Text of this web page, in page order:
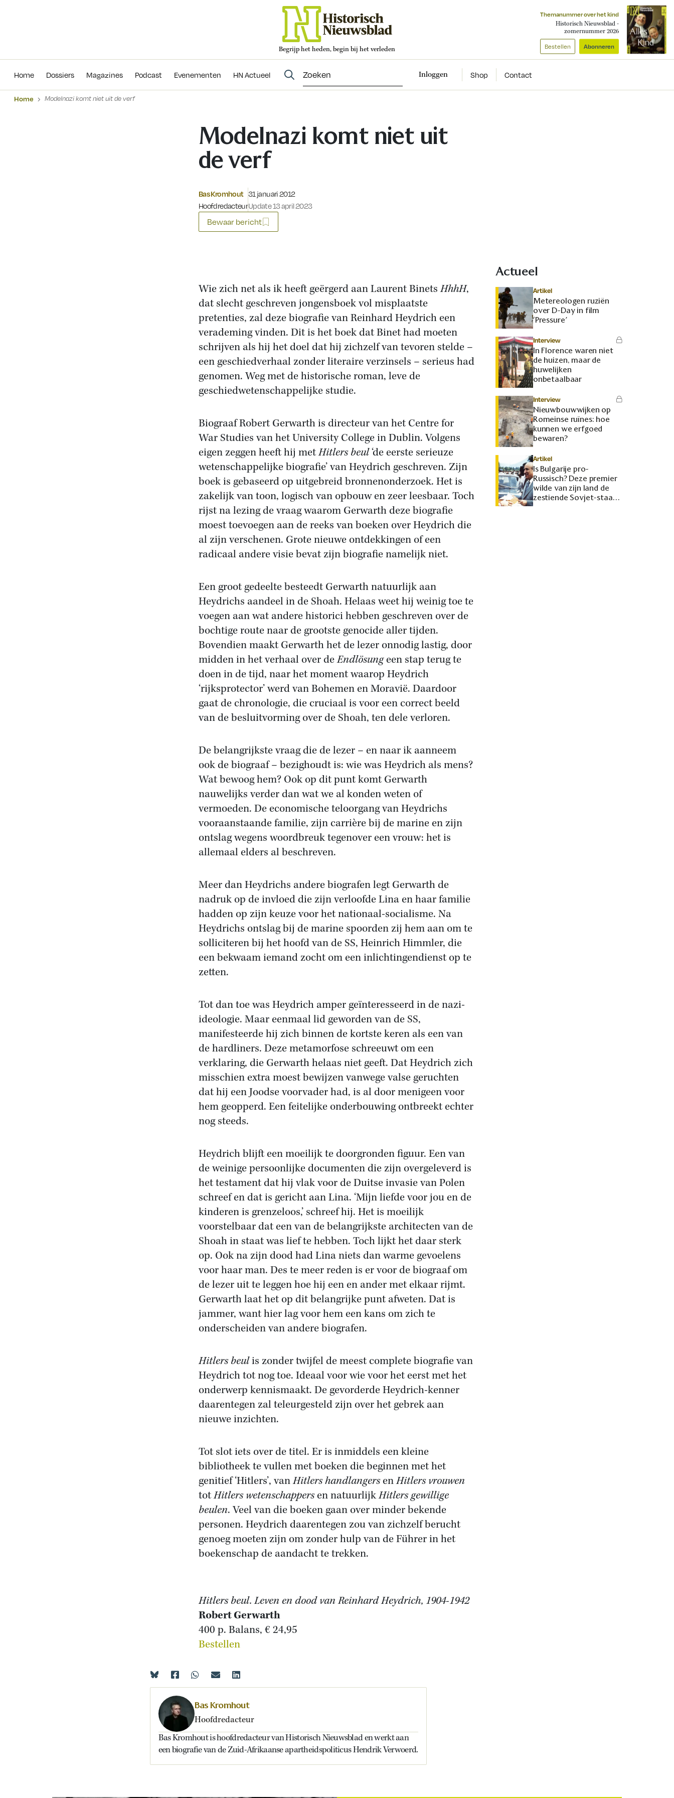
Begrijp het heden, begin bij het verleden
Themanummer over het kind
Historisch Nieuwsblad -
zomernummer 2026
Bestellen Abonneren
Home Dossiers Magazines Podcast Evenementen HN Actueel Inloggen Shop Contact
Evenementen
Home Modelnazi komt niet uit de verf
Modelnazi komt niet uit
de verf
Bas Kromhout
Hoofdredacteur
Gepubliceerd op:
31 januari 2012
Update 13 april 2023
Bewaar bericht
Wie zich net als ik heeft geërgerd aan Laurent BinetsHhhH,
dat slecht geschreven jongensboek vol misplaatste
pretenties, zal deze biografie van Reinhard Heydrich een
verademing vinden. Dit is het boek dat Binet had moeten
schrijven als hij het doel dat hij zichzelf van tevoren stelde –
een geschiedverhaal zonder literaire verzinsels – serieus had
genomen. Weg met de historische roman, leve de
geschiedwetenschappelijke studie.
Biograaf Robert Gerwarth is directeur van het Centre for
War Studies van het University College in Dublin. Volgens
eigen zeggen heeft hij metHitlers beul‘de eerste serieuze
wetenschappelijke biografie’ van Heydrich geschreven. Zijn
boek is gebaseerd op uitgebreid bronnenonderzoek. Het is
zakelijk van toon, logisch van opbouw en zeer leesbaar. Toch
rijst na lezing de vraag waarom Gerwarth deze biografie
moest toevoegen aan de reeks van boeken over Heydrich die
al zijn verschenen. Grote nieuwe ontdekkingen of een
radicaal andere visie bevat zijn biografie namelijk niet.
Een groot gedeelte besteedt Gerwarth natuurlijk aan
Heydrichs aandeel in de Shoah. Helaas weet hij weinig toe te
voegen aan wat andere historici hebben geschreven over de
bochtige route naar de grootste genocide aller tijden.
Bovendien maakt Gerwarth het de lezer onnodig lastig, door
midden in het verhaal over deEndlösungeen stap terug te
doen in de tijd, naar het moment waarop Heydrich
‘rijksprotector’ werd van Bohemen en Moravië. Daardoor
gaat de chronologie, die cruciaal is voor een correct beeld
van de besluitvorming over de Shoah, ten dele verloren.
De belangrijkste vraag die de lezer – en naar ik aanneem
ook de biograaf – bezighoudt is: wie was Heydrich als mens?
Wat bewoog hem? Ook op dit punt komt Gerwarth
nauwelijks verder dan wat we al konden weten of
vermoeden. De economische teloorgang van Heydrichs
vooraanstaande familie, zijn carrière bij de marine en zijn
ontslag wegens woordbreuk tegenover een vrouw: het is
allemaal elders al beschreven.
Meer dan Heydrichs andere biografen legt Gerwarth de
nadruk op de invloed die zijn verloofde Lina en haar familie
hadden op zijn keuze voor het nationaal-socialisme. Na
Heydrichs ontslag bij de marine spoorden zij hem aan om te
solliciteren bij het hoofd van de SS, Heinrich Himmler, die
een bekwaam iemand zocht om een inlichtingendienst op te
zetten.
Tot dan toe was Heydrich amper geïnteresseerd in de nazi-
ideologie. Maar eenmaal lid geworden van de SS,
manifesteerde hij zich binnen de kortste keren als een van
de hardliners. Deze metamorfose schreeuwt om een
verklaring, die Gerwarth helaas niet geeft. Dat Heydrich zich
misschien extra moest bewijzen vanwege valse geruchten
dat hij een Joodse voorvader had, is al door menigeen voor
hem geopperd. Een feitelijke onderbouwing ontbreekt echter
nog steeds.
Heydrich blijft een moeilijk te doorgronden figuur. Een van
de weinige persoonlijke documenten die zijn overgeleverd is
het testament dat hij vlak voor de Duitse invasie van Polen
schreef en dat is gericht aan Lina. ‘Mijn liefde voor jou en de
kinderen is grenzeloos,’ schreef hij. Het is moeilijk
voorstelbaar dat een van de belangrijkste architecten van de
Shoah in staat was lief te hebben. Toch lijkt het daar sterk
op. Ook na zijn dood had Lina niets dan warme gevoelens
voor haar man. Des te meer reden is er voor de biograaf om
de lezer uit te leggen hoe hij een en ander met elkaar rijmt.
Gerwarth laat het op dit belangrijke punt afweten. Dat is
jammer, want hier lag voor hem een kans om zich te
onderscheiden van andere biografen.
Hitlers beulis zonder twijfel de meest complete biografie van
Heydrich tot nog toe. Ideaal voor wie voor het eerst met het
onderwerp kennismaakt. De gevorderde Heydrich-kenner
daarentegen zal teleurgesteld zijn over het gebrek aan
nieuwe inzichten.
Tot slot iets over de titel. Er is inmiddels een kleine
bibliotheek te vullen met boeken die beginnen met het
genitief ‘Hitlers’, vanHitlers handlangersenHitlers vrouwen
totHitlers wetenschappersen natuurlijkHitlers gewillige
beulen. Veel van die boeken gaan over minder bekende
personen. Heydrich daarentegen zou van zichzelf berucht
genoeg moeten zijn om zonder hulp van de Führer in het
boekenschap de aandacht te trekken.
Hitlers beul. Leven en dood van Reinhard Heydrich, 1904-1942
Robert Gerwarth
400 p. Balans, € 24,95
Bestellen
Actueel
Artikel
Metereologen ruziën
over D-Day in film
‘Pressure’
Interview
In Florence waren niet
de huizen, maar de
huwelijken
onbetaalbaar
Interview
Nieuwbouwwijken op
Romeinse ruïnes: hoe
kunnen we erfgoed
bewaren?
Artikel
Is Bulgarije pro-
Russisch? Deze premier
wilde van zijn land de
zestiende Sovjet-staat
maken
Bas Kromhout
Hoofdredacteur
Bas Kromhout is hoofdredacteur van Historisch Nieuwsblad en werkt aan
een biografie van de Zuid-Afrikaanse apartheidspoliticus Hendrik Verwoerd.